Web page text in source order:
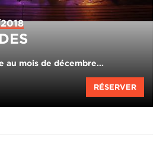
au mois de décembre...
RÉSERVER